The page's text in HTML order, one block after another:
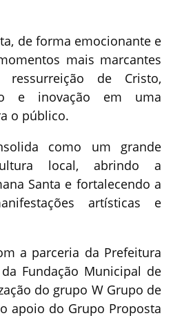
de forma emocionante e
mais marcantes
de Cristo,
e inovação em uma
o público.
como um grande
local, abrindo a
Santa e fortalecendo a
artísticas e
a parceria da Prefeitura
Fundação Municipal de
do grupo W Grupo de
apoio do Grupo Proposta